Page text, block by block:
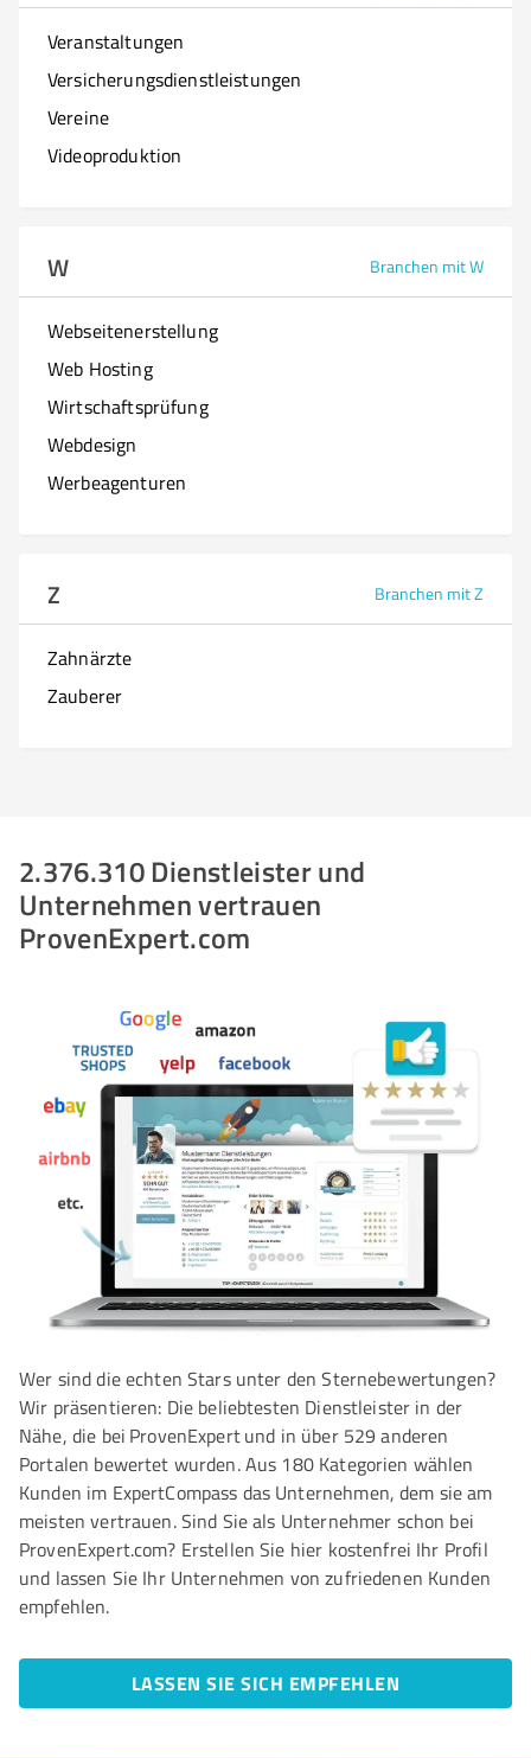
Veranstaltungen
Versicherungsdienstleistungen
Vereine
Videoproduktion
W Branchen mit W
Webseitenerstellung
Web Hosting
Wirtschaftsprüfung
Webdesign
Werbeagenturen
Z Branchen mit Z
Zahnärzte
Zauberer
2.376.310 Dienstleister und
Unternehmen vertrauen
ProvenExpert.com
Wer sind die echten Stars unter den Sternebewertungen?
Wir präsentieren: Die beliebtesten Dienstleister in der
Nähe, die bei ProvenExpert und in über 529 anderen
Portalen bewertet wurden. Aus 180 Kategorien wählen
Kunden im ExpertCompass das Unternehmen, dem sie am
meisten vertrauen. Sind Sie als Unternehmer schon bei
ProvenExpert.com? Erstellen Sie hier kostenfrei Ihr Profil
und lassen Sie Ihr Unternehmen von zufriedenen Kunden
empfehlen.
LASSEN SIE SICH EMPFEHLEN